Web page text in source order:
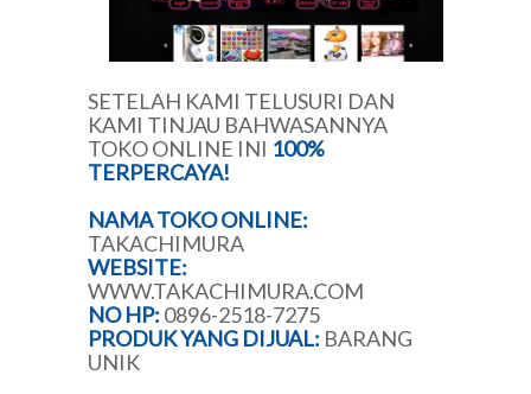
SETELAH KAMI TELUSURI DAN
KAMI TINJAU BAHWASANNYA
TOKO ONLINE INI 100%
TERPERCAYA!
NAMA TOKO ONLINE:
TAKACHIMURA
WEBSITE:
WWW.TAKACHIMURA.COM
NOHP: 0896-2518-7275
PRODUK YANG DIJUAL: BARANG
UNIK